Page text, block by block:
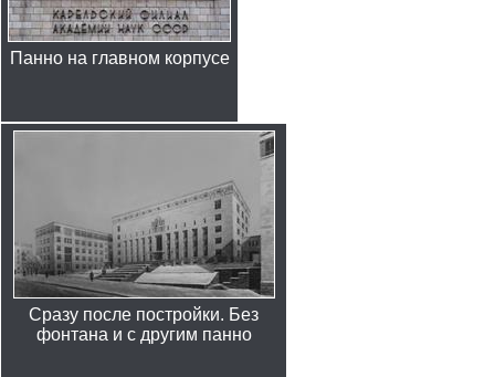
Панно на главном корпусе
Сразу после постройки. Без
фонтана и с другим панно